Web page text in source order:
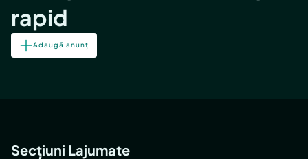
rapid
Adaugă anunț
Secțiuni Lajumate